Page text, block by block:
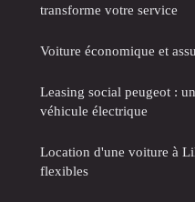
transforme votre service
Voiture économique et
Leasing social peugeot :
véhicule électrique
Location d'une voiture à
flexibles